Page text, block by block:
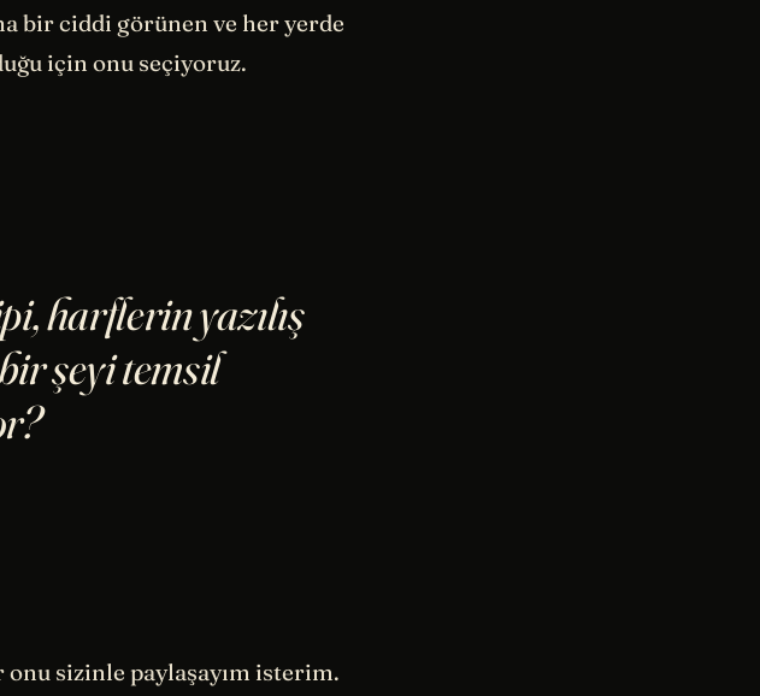
bir ciddi görünen ve her yerde
için onu seçiyoruz.
harflerin yazılış
şeyi temsil
onu sizinle paylaşayım isterim.